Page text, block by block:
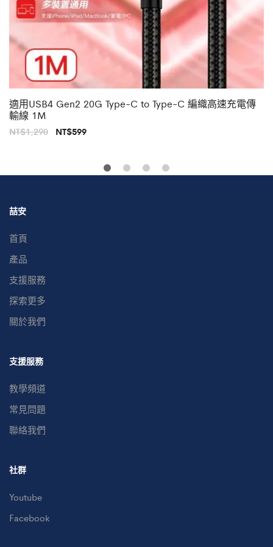
適用USB4 Gen2 20G Type-C to Type-C 編織高速充電傳
輸線 1M
NT$1,290 原
始
NT$599目
NT$599。
喆安
首頁
產品
支援服務
探索更多
關於我們
支援服務
教學頻道
常見問題
聯絡我們
社群
Youtube
Facebook